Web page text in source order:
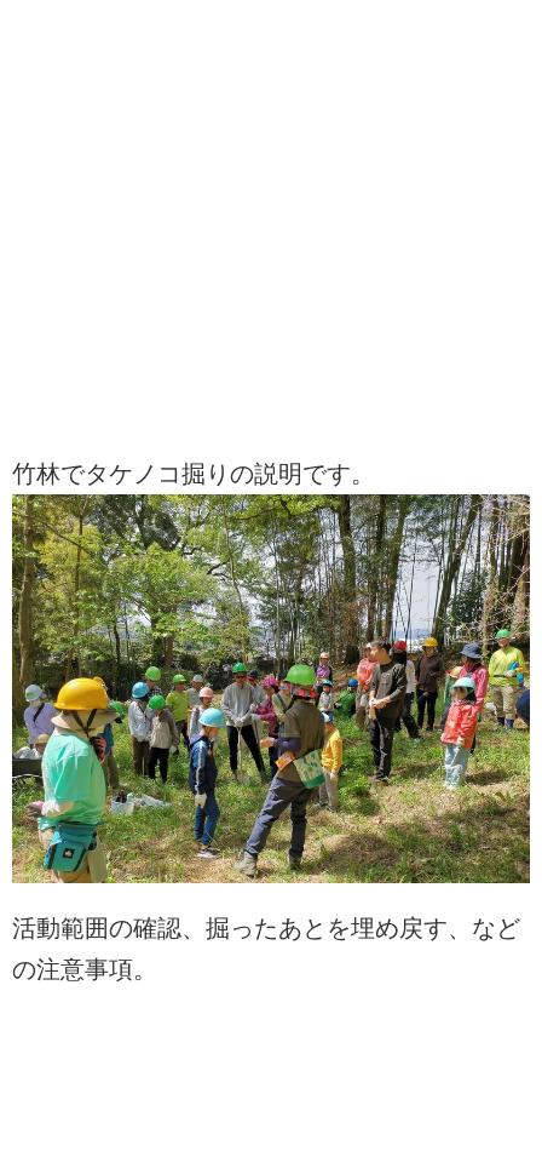
竹林でタケノコ掘りの説明です。
活動範囲の確認、掘ったあとを埋め戻す、など
の注意事項。